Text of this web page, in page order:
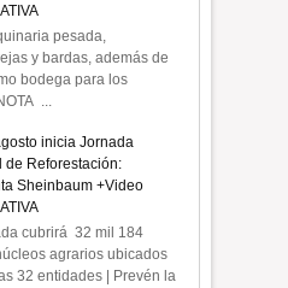
pesada,
y bardas, además de
bodega para los
...
inicia Jornada
de Reforestación:
Sheinbaum +Video
cubrirá 32 mil 184
agrarios ubicados
32 entidades | Prevén la